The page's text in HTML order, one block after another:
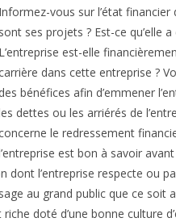
Informez-vous sur l’état financier
sont ses projets ? Est-ce qu’elle
L’entreprise est-elle
dans cette entreprise ?
des bénéfices afin d’emmener
dettes ou les arriérés de
le redressement
est bon à savoir
dont l’entreprise respecte ou
au grand public que ce soit
doté d’une bonne culture